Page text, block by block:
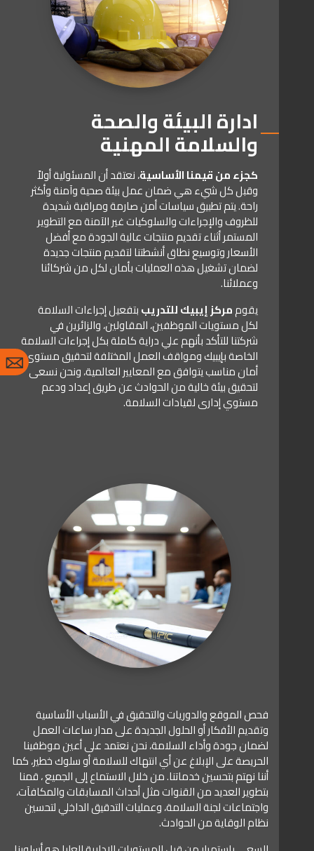
ادارة البيئة والصحة
والسلامة المهنية
كجزء من قيمنا الأساسية، نعتقد أن المسئولية أولاً
وقبل كل شيء هي ضمان عمل بيئة صحية وآمنة وأكثر
راحة. يتم تطبيق سياسات أمن صارمة ومراقبة شديدة
للظروف والإجراءات والسلوكيات غير الآمنة مع التطوير
المستمر أثناء تقديم منتجات عالية الجودة مع أفضل
الأسعار وتوسيع نطاق أنشطتنا لتقديم منتجات جديدة
لضمان تشغيل هذه العمليات بأمان لكل من شركائنا
وعملائنا.
يقوممركز إيبيك للتدريببتفعيل إجراءات السلامة
لكل مستويات الموظفين، المقاولين، والزائرين في
شركتنا للتأكد بأنهم علي دراية كاملة بكل إجراءات السلامة
الخاصة بإيبيك ومواقف العمل المختلفة لتحقيق مستوى
أمان مناسب يتوافق مع المعايير العالمية، ونحن نسعى
لتحقيق بيئة خالية من الحوادث عن طريق إعداد ودعم
مستوي إدارى لقيادات السلامة.
فحص الموقع والدوريات والتحقيق في الأسباب الأساسية
وتقديم الأفكار أو الحلول الجديدة على مدار ساعات العمل
لضمان جودة وأداء السلامة، نحن نعتمد على أعين موظفينا
الحريصة على الإبلاغ عن أي انتهاك للسلامة أو سلوك خطير، كما
أننا نهتم بتحسين خدماتنا. من خلال الاستماع إلى الجميع ، قمنا
بتطوير العديد من القنوات مثل أحداث المسابقات والمكافآت،
واجتماعات لجنة السلامة، وعمليات التدقيق الداخلي لتحسين
نظام الوقاية من الحوادث.